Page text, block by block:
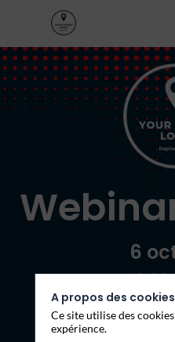
6
S'inscrire
A propos des
Ce site utilise des
expérience.